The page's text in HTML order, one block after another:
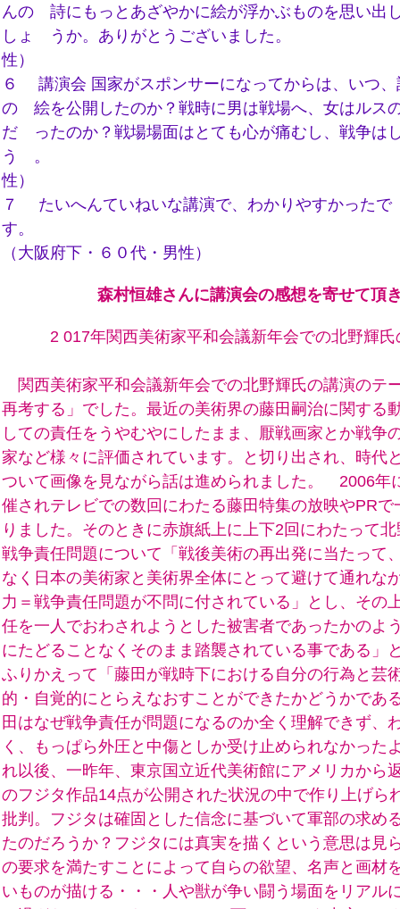
んの 詩にもっとあざやかに絵が浮かぶものを思い出
しょ うか。ありがとうございました。 （
性）
６ 講演会 国家がスポンサーになってからは、いつ、
の 絵を公開したのか？戦時に男は戦場へ、女はルス
だ ったのか？戦場場面はとても心が痛むし、戦争は
う 。 （大阪市内・
性）
７ たいへんていねいな講演で、わかりやすかったで
す
（大阪府下・６０代・男性）
森村恒雄さんに講演会の感想を寄せて頂
2 017年関西美術家平和会議新年会での北野輝氏
関西美術家平和会議新年会での北野輝氏の講演のテ
再考する」でした。最近の美術界の藤田嗣治に関する
しての責任をうやむやにしたまま、厭戦画家とか戦争
家など様々に評価されています。と切り出され、時代
ついて画像を見ながら話は進められました。 2006年
催されテレビでの数回にわたる藤田特集の放映やPR
りました。そのときに赤旗紙上に上下2回にわたって
戦争責任問題について「戦後美術の再出発に当たって
なく日本の美術家と美術界全体にとって避けて通れな
力＝戦争責任問題が不問に付されている」とし、その
任を一人でおわされようとした被害者であったかのよ
にたどることなくそのまま踏襲されている事である」
ふりかえって「藤田が戦時下における自分の行為と芸
的・自覚的にとらえなおすことができたかどうかであ
田はなぜ戦争責任が問題になるのか全く理解できず、
く、もっぱら外圧と中傷としか受け止められなかった
れ以後、一昨年、東京国立近代美術館にアメリカから
のフジタ作品14点が公開された状況の中で作り上げら
批判。フジタは確固とした信念に基づいて軍部の求め
たのだろうか？フジタには真実を描くという意思は見
の要求を満たすことによって自らの欲望、名声と画材
いものが描ける・・・人や獣が争い闘う場面をリアル